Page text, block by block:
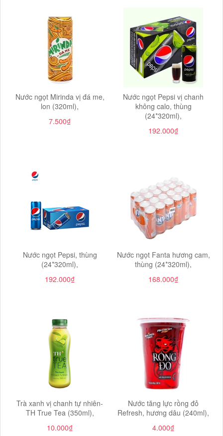
Nước ngọt Mirinda vị đá me,
lon (320ml),
7.500₫
Nước ngọt Pepsi vị chanh
không calo, thùng
(24*320ml),
192.000₫
Nước ngọt Pepsi, thùng
(24*320ml),
192.000₫
Nước ngọt Fanta hương cam,
thùng (24*320ml),
168.000₫
Trà xanh vị chanh tự nhiên-
TH True Tea (350ml),
10.000₫
Nước tăng lực rồng đỏ
Refresh, hương dâu (240ml),
4.000₫